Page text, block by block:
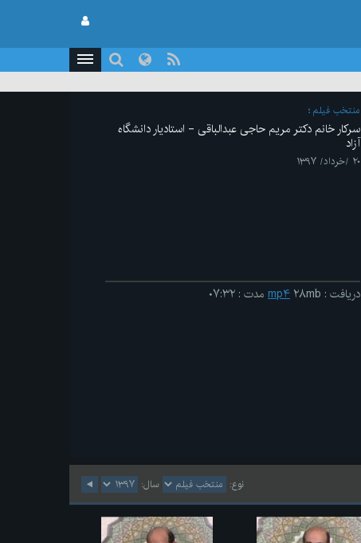
منتخب فیلم
سرکار خانم دکتر مریم حاجی عبدالباقی - استادیار دانشگاه
آزاد
۲۰ /خرداد/ ۱۳۹۷
دریافت : mp۴ ۲۸mb مدت : ۰۷:۳۲
نوع: سال: